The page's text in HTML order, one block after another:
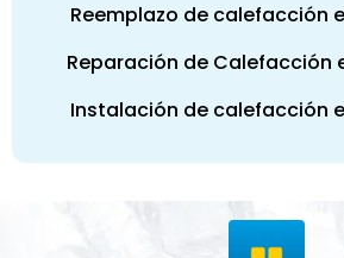
Reemplazo de calefacción
Reparación de Calefacción
Instalación de calefacción